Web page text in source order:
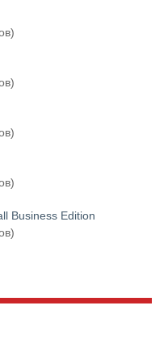
Business Edition